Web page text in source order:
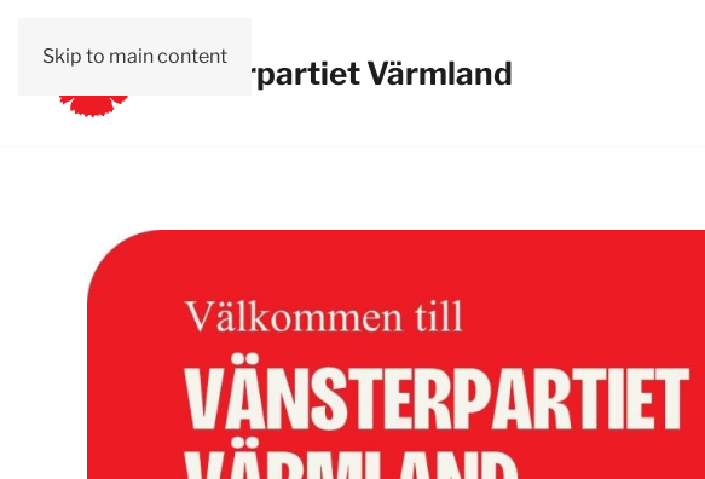
Skip to main contentVänsterpartiet Värmland